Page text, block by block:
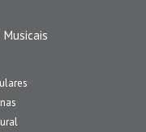
Musicais